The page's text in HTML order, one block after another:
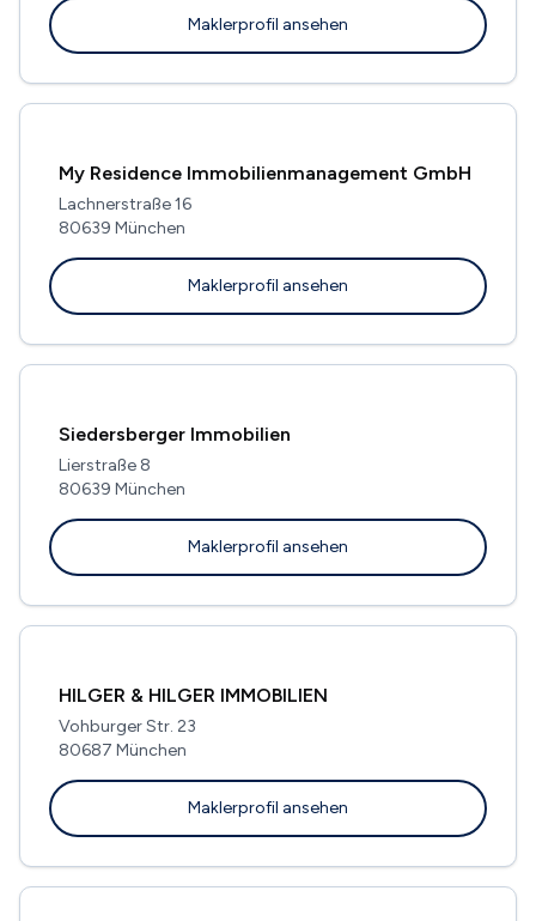
Maklerprofil ansehen
My Residence Immobilienmanagement GmbH
Lachnerstraße 16
80639 München
Maklerprofil ansehen
Siedersberger Immobilien
Lierstraße 8
80639 München
Maklerprofil ansehen
HILGER & HILGER IMMOBILIEN
Vohburger Str. 23
80687 München
Maklerprofil ansehen